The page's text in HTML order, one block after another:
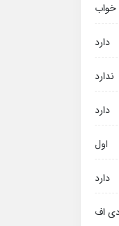
خواب
دارد
ندارد
دارد
اول
دارد
اف